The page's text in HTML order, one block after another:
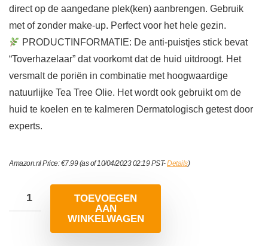
direct op de aangedane plek(ken) aanbrengen. Gebruik
met of zonder make-up. Perfect voor het hele gezin.
PRODUCTINFORMATIE: De anti-puistjes stick bevat
“Toverhazelaar” dat voorkomt dat de huid uitdroogt. Het
versmalt de poriën in combinatie met hoogwaardige
natuurlijke Tea Tree Olie. Het wordt ook gebruikt om de
huid te koelen en te kalmeren Dermatologisch getest door
experts.
Amazon.nl Price:€7.99(as of 10/04/2023 02:19 PST-Details)
TOEVOEGEN
AAN
WINKELWAGEN